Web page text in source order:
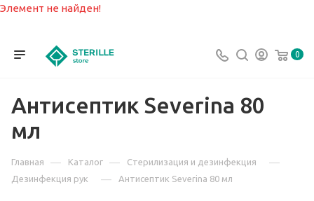
Элемент не найден!
0
Антисептик Severina 80
мл
Главная — Каталог — Стерилизация и дезинфекция —
Дезинфекция рук — Антисептик Severina 80 мл